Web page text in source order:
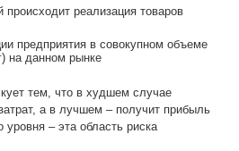
происходит реализация товаров
предприятия в совокупном объеме
на данном рынке
тем, что в худшем случае
а в лучшем – получит прибыль
уровня – эта область риска